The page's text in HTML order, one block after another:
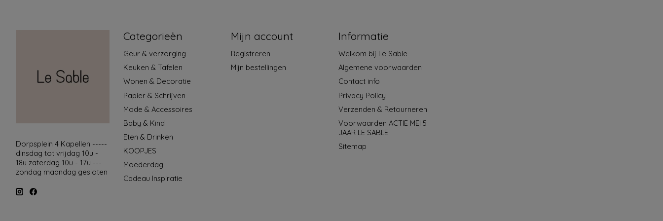
Dorpsplein 4 Kapellen -----
dinsdag tot vrijdag 10u -
18u zaterdag 10u - 17u ---
zondag maandag gesloten
Categorieën
Geur & verzorging
Keuken & Tafelen
Wonen & Decoratie
Papier & Schrijven
Mode & Accessoires
Baby & Kind
Eten & Drinken
KOOPJES
Moederdag
Cadeau Inspiratie
Mijn account
Registreren
Mijn bestellingen
Informatie
Welkom bij Le Sable
Algemene voorwaarden
Contact info
Privacy Policy
Verzenden & Retourneren
Voorwaarden ACTIE MEI 5
JAAR LE SABLE
Sitemap